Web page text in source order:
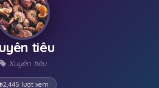
tiêu
Xuyên tiêu
2,445 lượt xem